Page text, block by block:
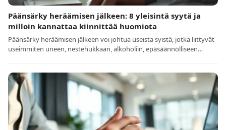
Päänsärky heräämisen jälkeen: 8 yleisintä syytä ja
milloin kannattaa kiinnittää huomiota
Päänsärky heräämisen jälkeen voi johtua useista syistä, jotka liittyvät
useimmiten uneen, nestehukkaan, alkoholiin, epäsäännölliseen…